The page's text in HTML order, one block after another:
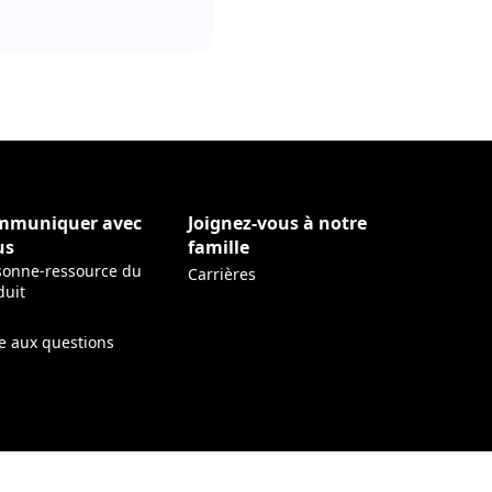
avec
ressource du
in a new tab)
aux questions
Joignez-vous à notre
famille
Carrières